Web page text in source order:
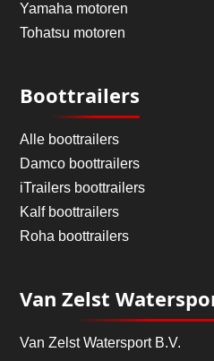
Yamaha motoren
Tohatsu motoren
Boottrailers
Alle boottrailers
Damco boottrailers
iTrailers boottrailers
Kalf boottrailers
Roha boottrailers
Van Zelst
Van Zelst Watersport B.V.